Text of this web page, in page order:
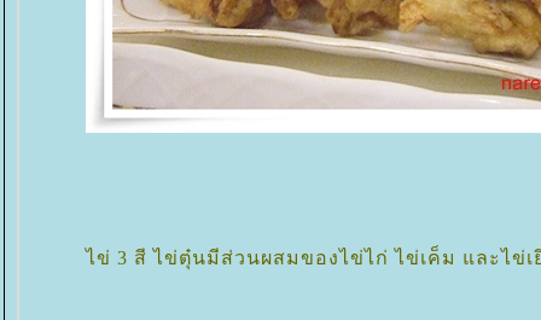
ไข่ 3 สี ไข่ตุ๋นมีส่วนผสมของไข่ไก่ ไข่เค็ม และไข่